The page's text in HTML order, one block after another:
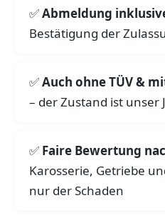
Abmeldung
Bestätigung der
Auch ohne TÜV &
– der Zustand ist unser
Faire Bewertung
Karosserie, Getriebe
nur der Schaden